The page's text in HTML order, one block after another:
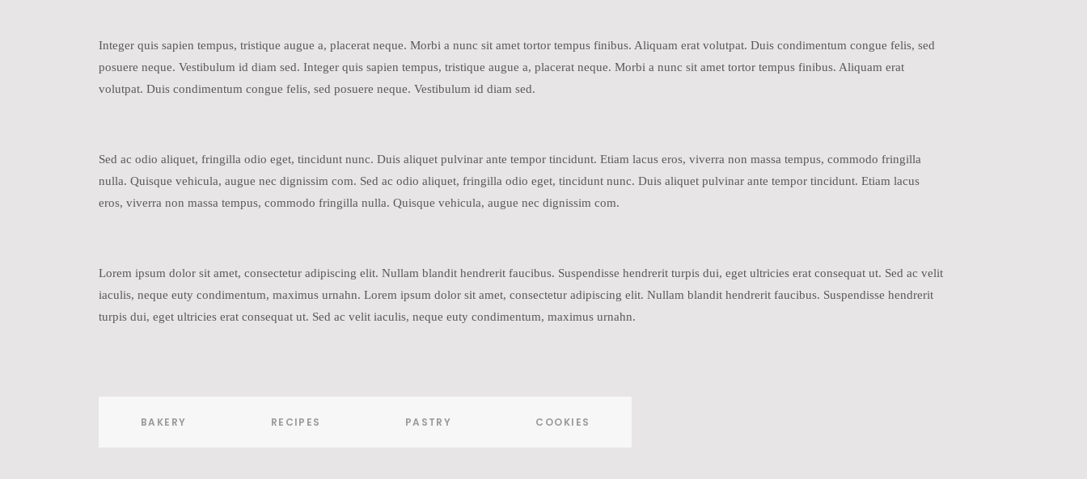
Integer quis sapien tempus, tristique augue a, placerat neque. Morbi a nunc sit amet tortor tempus finibus. Aliquam erat volutpat. Duis condimentum congue felis, sed
posuere neque. Vestibulum id diam sed. Integer quis sapien tempus, tristique augue a, placerat neque. Morbi a nunc sit amet tortor tempus finibus. Aliquam erat
volutpat. Duis condimentum congue felis, sed posuere neque. Vestibulum id diam sed.
Sed ac odio aliquet, fringilla odio eget, tincidunt nunc. Duis aliquet pulvinar ante tempor tincidunt. Etiam lacus eros, viverra non massa tempus, commodo fringilla
nulla. Quisque vehicula, augue nec dignissim com. Sed ac odio aliquet, fringilla odio eget, tincidunt nunc. Duis aliquet pulvinar ante tempor tincidunt. Etiam lacus
eros, viverra non massa tempus, commodo fringilla nulla. Quisque vehicula, augue nec dignissim com.
Lorem ipsum dolor sit amet, consectetur adipiscing elit. Nullam blandit hendrerit faucibus. Suspendisse hendrerit turpis dui, eget ultricies erat consequat ut. Sed ac velit
iaculis, neque euty condimentum, maximus urnahn. Lorem ipsum dolor sit amet, consectetur adipiscing elit. Nullam blandit hendrerit faucibus. Suspendisse hendrerit
turpis dui, eget ultricies erat consequat ut. Sed ac velit iaculis, neque euty condimentum, maximus urnahn.
BAKERY RECIPES PASTRY COOKIES